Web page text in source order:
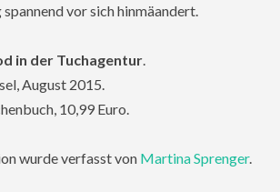
vor sich hinmäandert.
in der Tuchagentur.
August 2015.
10,99 Euro.
wurde verfasst von Martina Sprenger.